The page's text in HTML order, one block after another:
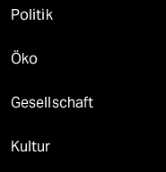
Politik
Öko
Gesellschaft
Kultur